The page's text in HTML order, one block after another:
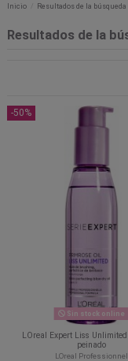
Inicio Resultados de la búsqueda
Resultados de la
-50%
Sin stock online
LOreal Expert Liss
peinado
LOreal Professionnel